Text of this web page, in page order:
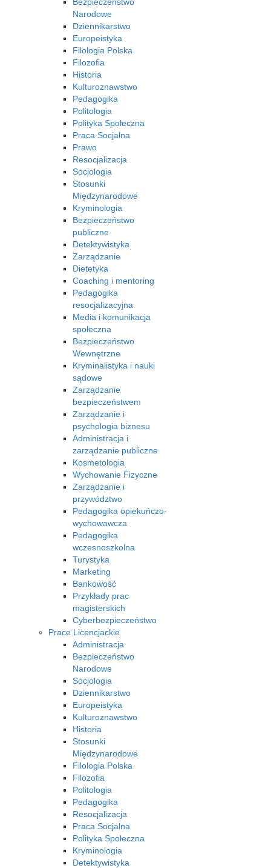
Narodowe
Dziennikarstwo
Europeistyka
Filologia Polska
Filozofia
Historia
Kulturoznawstwo
Pedagogika
Politologia
Polityka Społeczna
Praca Socjalna
Prawo
Resocjalizacja
Socjologia
Stosunki
Międzynarodowe
Kryminologia
Bezpieczeństwo
publiczne
Detektywistyka
Zarządzanie
Dietetyka
Coaching i mentoring
Pedagogika
resocjalizacyjna
Media i komunikacja
społeczna
Bezpieczeństwo
Wewnętrzne
Kryminalistyka i nauki
sądowe
Zarządzanie
bezpieczeństwem
Zarządzanie i
psychologia biznesu
Administracja i
zarządzanie publiczne
Kosmetologia
Wychowanie Fizyczne
Zarządzanie i
przywództwo
Pedagogika opiekuńczo-
wychowawcza
Pedagogika
wczesnoszkolna
Turystyka
Marketing
Bankowość
Przykłady prac
magisterskich
Cyberbezpieczeństwo
Prace Licencjackie
Administracja
Bezpieczeństwo
Narodowe
Socjologia
Dziennikarstwo
Europeistyka
Kulturoznawstwo
Historia
Stosunki
Międzynarodowe
Filologia Polska
Filozofia
Politologia
Pedagogika
Resocjalizacja
Praca Socjalna
Polityka Społeczna
Kryminologia
Detektywistyka